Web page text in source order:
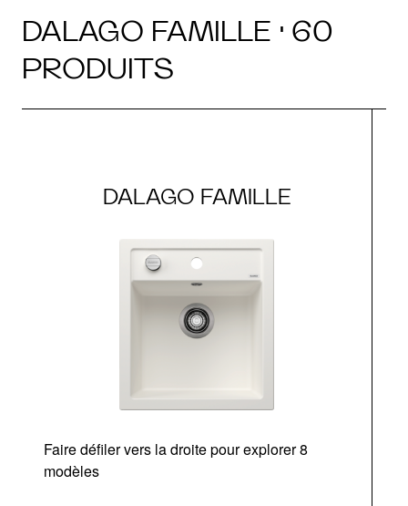
DALAGO FAMILLE · 60
PRODUITS
DALAGO FAMILLE
Faire défiler vers la droite pour explorer 8
modèles